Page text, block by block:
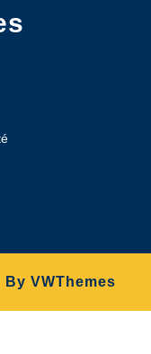
By VWThemes